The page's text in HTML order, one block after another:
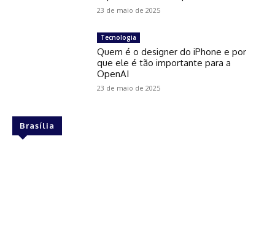
23 de maio de 2025
Tecnologia
Quem é o designer do iPhone e por
que ele é tão importante para a
OpenAI
23 de maio de 2025
Brasília